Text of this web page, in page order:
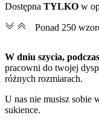
Dostępna TYLKO w
Ponad 250
W dniu szycia,
pracowni do twojej
różnych rozmiarach.
U nas nie musisz sobie
sukience.